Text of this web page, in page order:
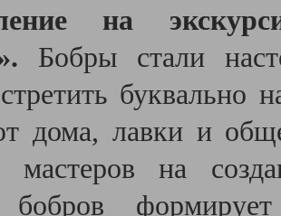
на
Бобры стали
буквально
дома, лавки и
мастеров на
бобров